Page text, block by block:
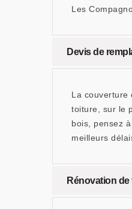
Les
Devis de
La couverture
toiture, sur le
bois, pensez
meilleurs
Rénovation